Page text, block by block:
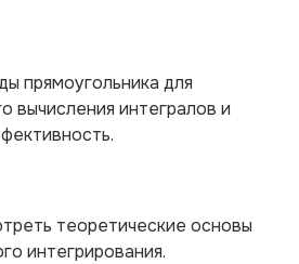
прямоугольника для
вычисления интегралов и
теоретические основы
интегрирования.